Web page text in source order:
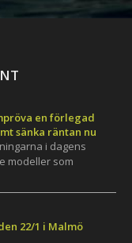
en förlegad
sänka räntan nu
i dagens
modeller som
22/1 i Malmö